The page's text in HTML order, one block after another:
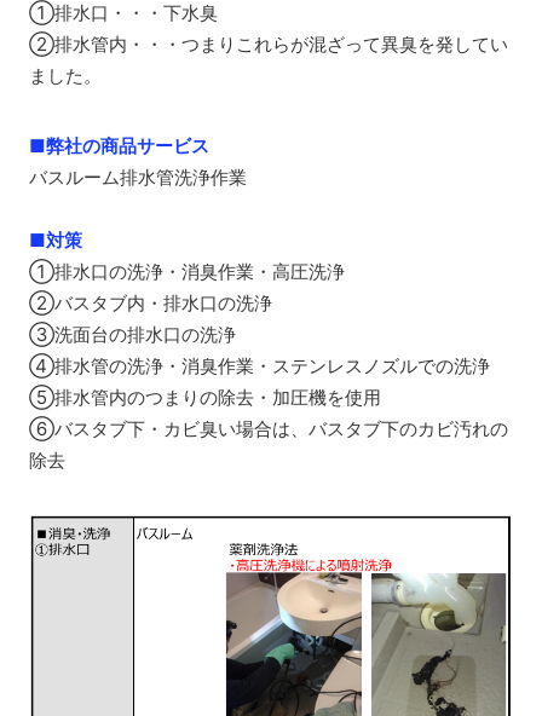
①排水口・・・下水臭
②排水管内・・・つまりこれらが混ざって異臭を発してい
ました。
■弊社の商品サービス
バスルーム排水管洗浄作業
■対策
①排水口の洗浄・消臭作業・高圧洗浄
②バスタブ内・排水口の洗浄
③洗面台の排水口の洗浄
④排水管の洗浄・消臭作業・ステンレスノズルでの洗浄
⑤排水管内のつまりの除去・加圧機を使用
⑥バスタブ下・カビ臭い場合は、バスタブ下のカビ汚れの
除去